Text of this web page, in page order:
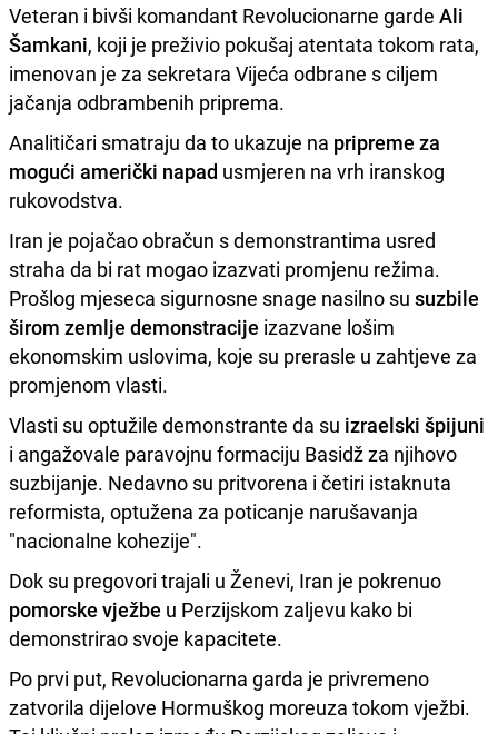
Veteran i bivši komandant Revolucionarne garde Ali
Šamkani, koji je preživio pokušaj atentata tokom rata,
imenovan je za sekretara Vijeća odbrane s ciljem
jačanja odbrambenih priprema.
Analitičari smatraju da to ukazuje na pripreme za
mogući američki napad usmjeren na vrh iranskog
rukovodstva.
Iran je pojačao obračun s demonstrantima usred
straha da bi rat mogao izazvati promjenu režima.
Prošlog mjeseca sigurnosne snage nasilno su suzbile
širom zemlje demonstracije izazvane lošim
ekonomskim uslovima, koje su prerasle u zahtjeve za
promjenom vlasti.
Vlasti su optužile demonstrante da su izraelski špijuni
i angažovale paravojnu formaciju Basidž za njihovo
suzbijanje. Nedavno su pritvorena i četiri istaknuta
reformista, optužena za poticanje narušavanja
"nacionalne kohezije".
Dok su pregovori trajali u Ženevi, Iran je pokrenuo
pomorske vježbe u Perzijskom zaljevu kako bi
demonstrirao svoje kapacitete.
Po prvi put, Revolucionarna garda je privremeno
zatvorila dijelove Hormuškog moreuza tokom vježbi.